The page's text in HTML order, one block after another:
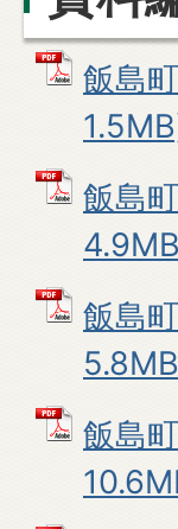
飯島
飯島
飯島
飯島